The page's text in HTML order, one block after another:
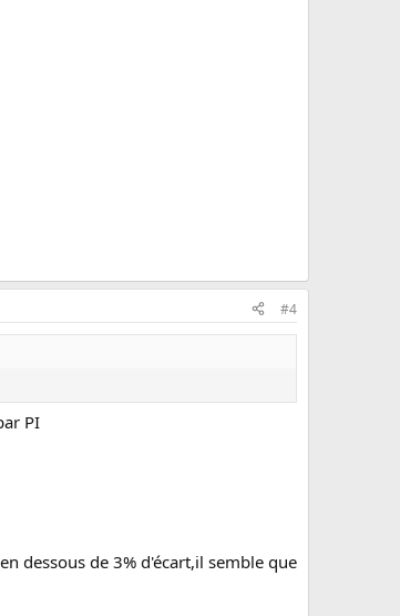
#4
PI
dessous de 3% d'écart,il semble que